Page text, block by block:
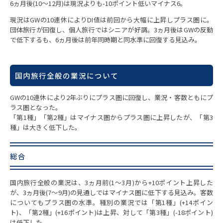
6ヵ月後(10～12月)は現況よりも-10ポイント低いマイナス6。
現況はGWの10連休によりDI値は前回から大幅に上昇しプラス圏に。
団体旅行が回復し、個人旅行ではシニアが好調。3ヵ月後はGWの反動
で低下するも、6ヵ月後は前年同時期と同水準に回復する見込み。
国内旅行全般の業況について
GWの10連休により2年ぶりにプラス圏に回復し、業況・客数ともにプ
ラス圏となった。
「第1種」「第2種」はマイナス圏からプラス圏に上昇したが、「第3
種」は大きく低下した。
総合
国内旅行全般の業況は、3ヵ月前(1～3月)から+10ポイント上昇した
が、3ヵ月後(7～9月)の見通しではマイナス圏に低下する見込み。客数
についてもプラス圏の水準。種別の業況では「第1種」(+14ポイン
ト)、「第2種」(+16ポイント)は上昇、対して「第3種」(-18ポイント)